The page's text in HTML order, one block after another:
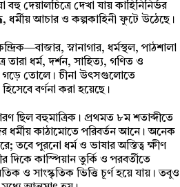
দেয়ালচিত্রে দেখা যায় কাহিনিনির্ভর
ধর্মীয় আচার ও কল্পকাহিনী ফুটে উঠেছে।
স্নানাগার, ধর্মস্থল, পাঠশালা
তারা ধর্ম, দর্শন, সাহিত্য, গণিত ও
গড়ে তোলে। চীনা উৎসগুলোতে
বর্ণনা করা হয়েছে।
ছিল বহুমাত্রিক। প্রথমত ৮ম শতাব্দীতে
কাঠামোতে পরিবর্তন আনে। অনেক
তবে পুরনো ধর্ম ও ভাষার অস্তিত্ব ক্ষীণ
কাস্পিয়ান তুর্কি ও পরবর্তীতে
ও সাংস্কৃতিক ভিত্তি চূর্ণ হয়ে যায়। তবুও